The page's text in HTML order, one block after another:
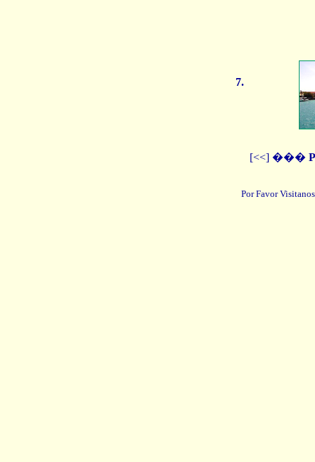
7.
[<<] ���
Por Favor